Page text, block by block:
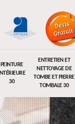
PEINTURE
INTÉRIEURE
30
ENTRETIEN ET
NETTOYAGE DE
TOMBE ET PIERRE
TOMBALE 30